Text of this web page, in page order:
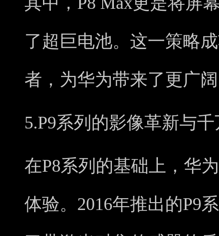
了超巨电池。这一策略
者，为华为带来了更广
5.P9系列的影像革新与
在P8系列的基础上，华
体验。2016年推出的P9